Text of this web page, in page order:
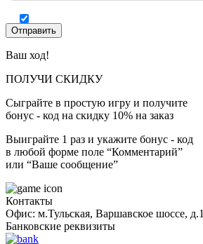
Ваш ход!
ПОЛУЧИ СКИДКУ
Сыграйте в простую игру и получите
бонус - код на скидку 10% на заказ
Выиграйте 1 раз и укажите бонус - код
в любой форме поле “Комментарий”
или “Ваше сообщение”
Контакты
Офис: м.Тульская, Варшавское шоссе, д.1
Банковские реквизиты